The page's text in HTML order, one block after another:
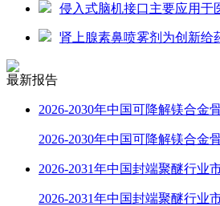
侵入式脑机接口主要应用于
肾上腺素鼻喷雾剂为创新给
最新报告
2026-2030年中国可降解镁合金
2026-2030年中国可降解镁合金
2026-2031年中国封端聚醚行业
2026-2031年中国封端聚醚行业